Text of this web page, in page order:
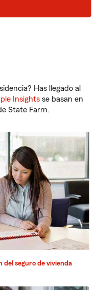
Has llegado al
Insights se basan en
State Farm.
del seguro de vivienda